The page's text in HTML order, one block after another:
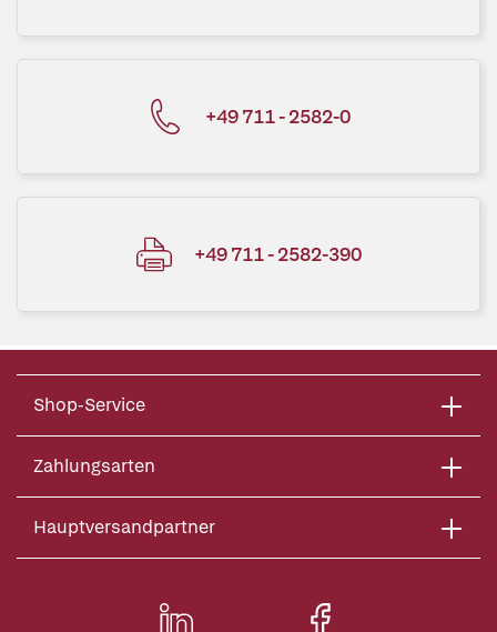
+49 711 - 2582-0
+49 711 - 2582-390
Shop-Service
Zahlungsarten
Hauptversandpartner